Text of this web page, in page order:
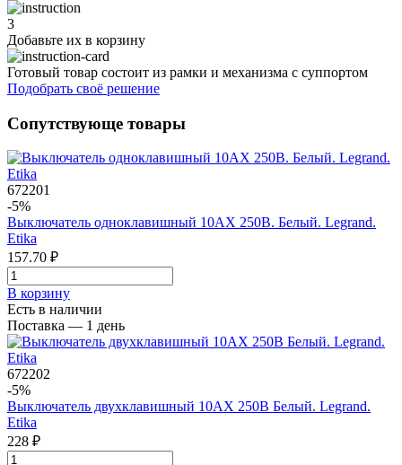
3
Добавьте их в корзину
Готовый товар состоит из рамки и механизма с суппортом
Подобрать своё решение
Сопутствующе товары
672201
-5%
Выключатель одноклавишный 10AX 250В. Белый. Legrand.
Etika
157.70 ₽
В корзинy
Есть в наличии
Поставка — 1 день
672202
-5%
Выключатель двухклавишный 10AX 250В Белый. Legrand.
Etika
228 ₽